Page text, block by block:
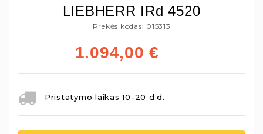
LIEBHERR IRd 4520
Prekės kodas: 015313
1.094,00 €
Pristatymo laikas 10-20 d.d.